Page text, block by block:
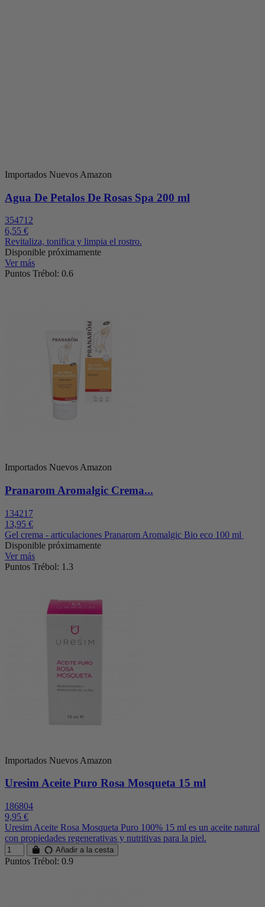
Importados Nuevos Amazon
Agua De Petalos De Rosas Spa 200 ml
354712
6,55 €
Revitaliza, tonifica y limpia el rostro.
Disponible próximamente
Ver más
Puntos Trébol: 0.6
Importados Nuevos Amazon
Pranarom Aromalgic Crema...
134217
13,95 €
Gel crema - articulaciones Pranarom Aromalgic Bio eco 100 ml
Disponible próximamente
Ver más
Puntos Trébol: 1.3
Importados Nuevos Amazon
Uresim Aceite Puro Rosa Mosqueta 15 ml
186804
9,95 €
Uresim Aceite Rosa Mosqueta Puro 100% 15 ml es un aceite natural
con propiedades regenerativas y nutritivas para la piel.
Añadir a la cesta
Puntos Trébol: 0.9